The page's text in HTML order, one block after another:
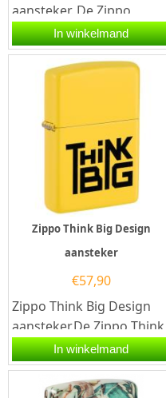
aansteker. De Zippo
Mister Pumpkin
aansteker heeft een matt
zwarte...
In winkelmand
Zippo Think Big Design
aansteker
€57,90
Zippo Think Big Design
aansteker.De Zippo Think
Big Design aansteker
heeft de kleur sunflower
met...
In winkelmand